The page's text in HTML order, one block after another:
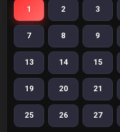
1 2 3
7 8 9
13 14 15
19 20 21
25 26 27